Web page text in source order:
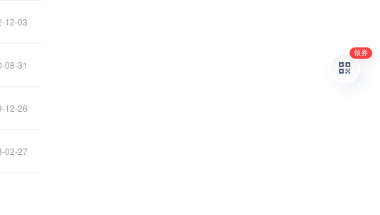
12-03
08-31
12-26
02-27
领券